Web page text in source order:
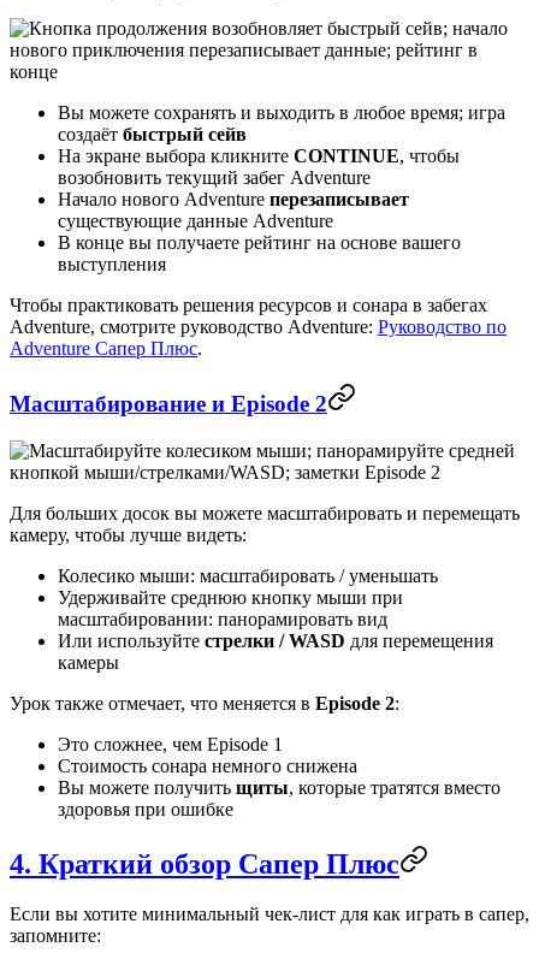
Вы можете сохранять и выходить в любое время; игра
создаёт быстрый сейв
На экране выбора кликните CONTINUE, чтобы
возобновить текущий забег Adventure
Начало нового Adventure перезаписывает
существующие данные Adventure
В конце вы получаете рейтинг на основе вашего
выступления
Чтобы практиковать решения ресурсов и сонара в забегах
Adventure, смотрите руководство Adventure: Руководство по
Adventure Сапер Плюс.
Масштабирование и Episode 2
Для больших досок вы можете масштабировать и перемещать
камеру, чтобы лучше видеть:
Колесико мыши: масштабировать / уменьшать
Удерживайте среднюю кнопку мыши при
масштабировании: панорамировать вид
Или используйте стрелки / WASD для перемещения
камеры
Урок также отмечает, что меняется в Episode 2:
Это сложнее, чем Episode 1
Стоимость сонара немного снижена
Вы можете получить щиты, которые тратятся вместо
здоровья при ошибке
4. Краткий обзор Сапер Плюс
Если вы хотите минимальный чек-лист для как играть в сапер,
запомните: